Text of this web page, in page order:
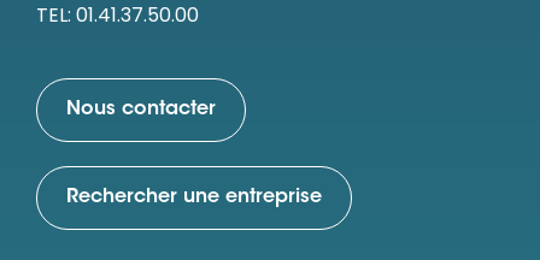
TEL: 01.41.37.50.00
Nous contacter
Rechercher une entreprise